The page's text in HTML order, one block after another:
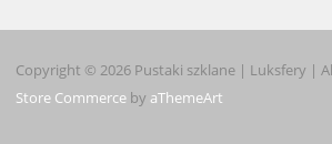
Copyright © 2026 Pustaki szklane | Luksfery |
Store Commerce by aThemeArt